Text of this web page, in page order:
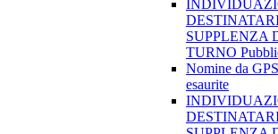
SUPPLENZA
TURNO
Nomine da
esaurite